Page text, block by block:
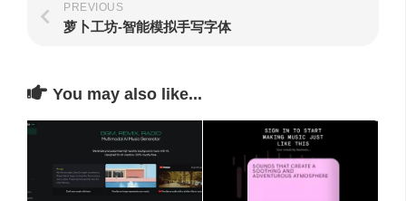
PREVIOUS
萝卜工坊-智能模拟手写字体
You may also like...